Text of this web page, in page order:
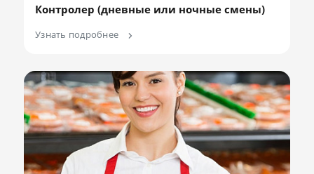
Контролер (дневные или ночные смены)
Узнать подробнее